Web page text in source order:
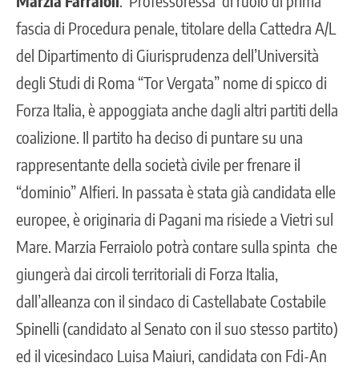
fascia di Procedura penale, titolare della Cattedra A/L
del Dipartimento di Giurisprudenza dell’Università
degli Studi di Roma “Tor Vergata” nome di spicco di
Forza Italia, è appoggiata anche dagli altri partiti della
coalizione. Il partito ha deciso di puntare su una
rappresentante della società civile per frenare il
“dominio” Alfieri. In passata è stata già candidata elle
europee, è originaria di Pagani ma risiede a Vietri sul
Mare. Marzia Ferraiolo potrà contare sulla spinta che
giungerà dai circoli territoriali di Forza Italia,
dall’alleanza con il sindaco di Castellabate Costabile
Spinelli (candidato al Senato con il suo stesso partito)
ed il vicesindaco Luisa Maiuri, candidata con Fdi-An